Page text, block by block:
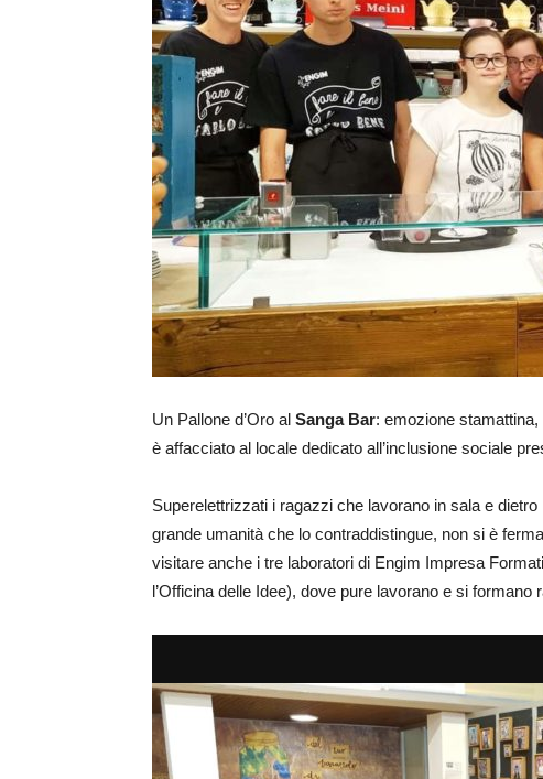
Un Pallone d’Oro al Sanga Bar: emozione
è affacciato al locale dedicato all’inclusione sociale
Superelettrizzati i ragazzi che lavorano in sala e
grande umanità che lo contraddistingue, non si è
visitare anche i tre laboratori di Engim Impresa
l’Officina delle Idee), dove pure lavorano e si